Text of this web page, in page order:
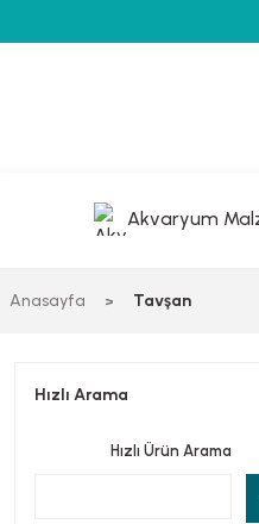
Akvaryum
Anasayfa Tavşan
Hızlı Arama
Hızlı Ürün Arama